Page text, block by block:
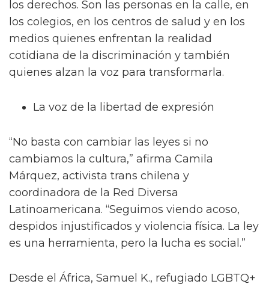
los derechos. Son las personas en la calle, en
los colegios, en los centros de salud y en los
medios quienes enfrentan la realidad
cotidiana de la discriminación y también
quienes alzan la voz para transformarla.
La voz de la libertad de expresión
“No basta con cambiar las leyes si no
cambiamos la cultura,” afirma Camila
Márquez, activista trans chilena y
coordinadora de la Red Diversa
Latinoamericana. “Seguimos viendo acoso,
despidos injustificados y violencia física. La ley
es una herramienta, pero la lucha es social.”
Desde el África, Samuel K., refugiado LGBTQ+